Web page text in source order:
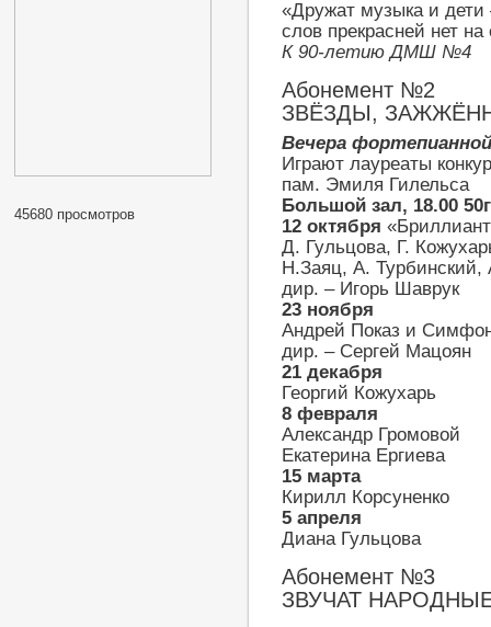
45680 просмотров
«Дружат музыка и дети
слов прекрасней нет на
К 90-летию ДМШ №4
Абонемент №2
ЗВЁЗДЫ,
Вечера
Играют лауреаты
пам. Эмиля Гилельса
Большой зал, 18.00
12 октября
Д. Гульцова, Г.
Н.Заяц, А. Турбинский,
дир. – Игорь Шаврук
23 ноября
Андрей Показ и
дир. – Сергей Мацоян
21 декабря
Георгий Кожухарь
8 февраля
Александр Громовой
Екатерина Ергиева
15 марта
Кирилл Корсуненко
5 апреля
Диана Гульцова
Абонемент №3
ЗВУЧАТ